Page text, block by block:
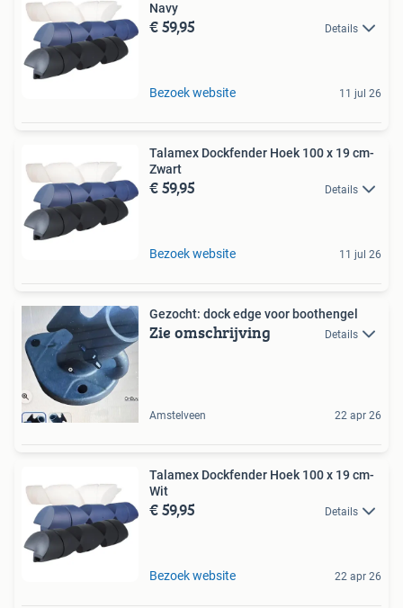
Navy
€ 59,95 Details
Bezoek website 11 jul 26
Talamex Dockfender Hoek 100 x 19 cm-
Zwart
€ 59,95 Details
Bezoek website 11 jul 26
Gezocht: dock edge voor boothengel
Zie omschrijving Details
Amstelveen 22 apr 26
Talamex Dockfender Hoek 100 x 19 cm-
Wit
€ 59,95 Details
Bezoek website 22 apr 26